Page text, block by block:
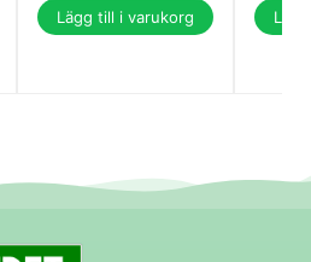
Lägg till i varukorg